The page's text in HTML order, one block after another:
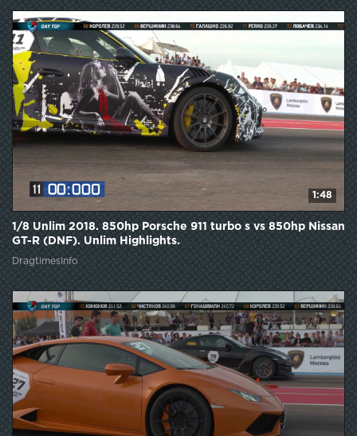
1:48
1/8 Unlim 2018. 850hp Porsche 911 turbo s vs 850hp Nissan
GT-R (DNF). Unlim Highlights.
DragtimesInfo